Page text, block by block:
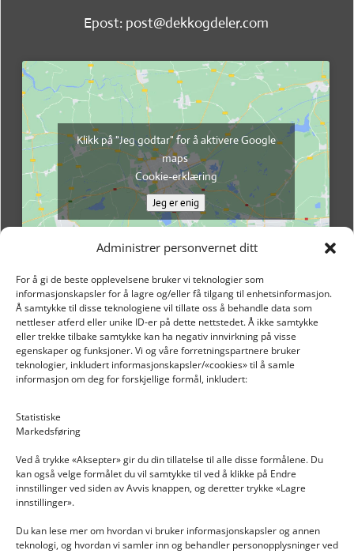
Administrer personvernet ditt
For å gi de beste opplevelsene bruker vi teknologier som
informasjonskapsler for å lagre og/eller få tilgang til enhetsinformasjon.
Å samtykke til disse teknologiene vil tillate oss å behandle data som
nettleser atferd eller unike ID-er på dette nettstedet. Å ikke samtykke
eller trekke tilbake samtykke kan ha negativ innvirkning på visse
egenskaper og funksjoner. Vi og våre forretningspartnere bruker
teknologier, inkludert informasjonskapsler/«cookies» til å samle
informasjon om deg for forskjellige formål, inkludert:
Statistiske
Markedsføring
Ved å trykke «Aksepter» gir du din tillatelse til alle disse formålene. Du
kan også velge formålet du vil samtykke til ved å klikke på Endre
innstillinger ved siden av Avvis knappen, og deretter trykke «Lagre
innstillinger».
Du kan lese mer om hvordan vi bruker informasjonskapsler og annen
teknologi, og hvordan vi samler inn og behandler personopplysninger ved
Epost: post@dekkogdeler.com
Klikk på "Jeg godtar" for å aktivere Google
maps
Cookie-erklæring
Jeg er enig
INFORMASJON